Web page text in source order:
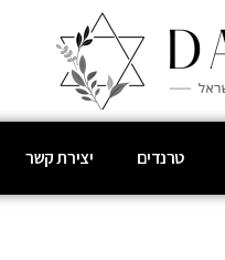
טרנדים יצירת קשר